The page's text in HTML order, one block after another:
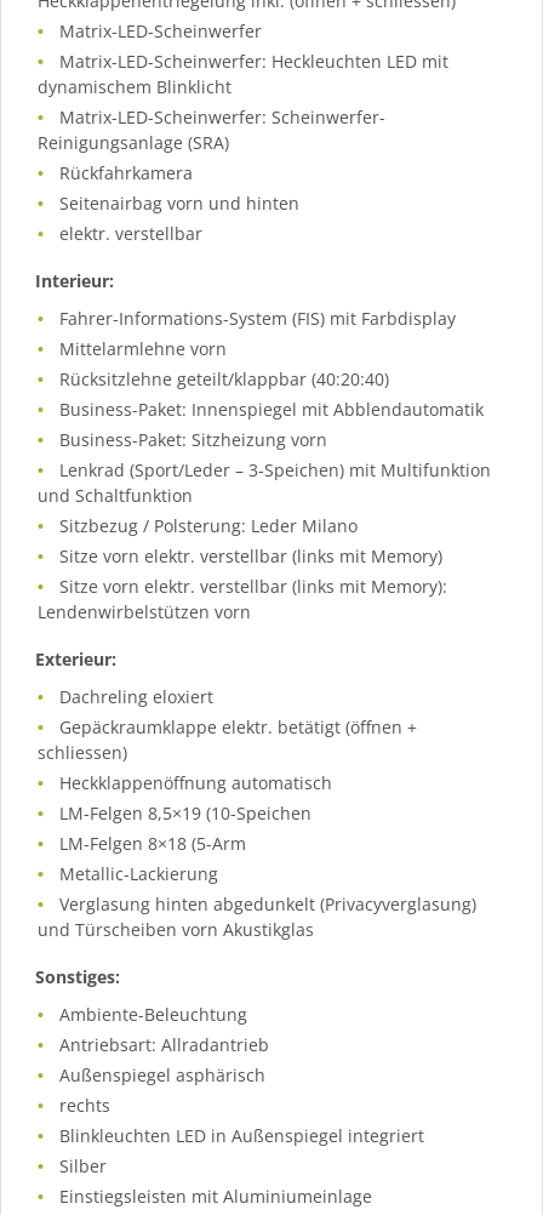
Matrix-LED-Scheinwerfer
Matrix-LED-Scheinwerfer: Heckleuchten LED mit
dynamischem Blinklicht
Matrix-LED-Scheinwerfer: Scheinwerfer-
Reinigungsanlage (SRA)
Rückfahrkamera
Seitenairbag vorn und hinten
elektr. verstellbar
Interieur:
Fahrer-Informations-System (FIS) mit Farbdisplay
Mittelarmlehne vorn
Rücksitzlehne geteilt/klappbar (40:20:40)
Business-Paket: Innenspiegel mit Abblendautomatik
Business-Paket: Sitzheizung vorn
Lenkrad (Sport/Leder – 3-Speichen) mit Multifunktion
und Schaltfunktion
Sitzbezug / Polsterung: Leder Milano
Sitze vorn elektr. verstellbar (links mit Memory)
Sitze vorn elektr. verstellbar (links mit Memory):
Lendenwirbelstützen vorn
Exterieur:
Dachreling eloxiert
Gepäckraumklappe elektr. betätigt (öffnen +
schliessen)
Heckklappenöffnung automatisch
LM-Felgen 8,5×19 (10-Speichen
LM-Felgen 8×18 (5-Arm
Metallic-Lackierung
Verglasung hinten abgedunkelt (Privacyverglasung)
und Türscheiben vorn Akustikglas
Sonstiges:
Ambiente-Beleuchtung
Antriebsart: Allradantrieb
Außenspiegel asphärisch
rechts
Blinkleuchten LED in Außenspiegel integriert
Silber
Einstiegsleisten mit Aluminiumeinlage